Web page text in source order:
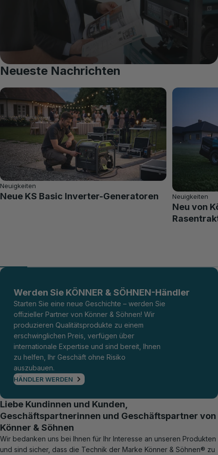
Neueste Nachrichten
Neuigkeiten
Neue KS Basic Inverter-Generatoren Neuigkeiten
Neu von
Werden Sie KÖNNER & SÖHNEN-Händler
Starten Sie eine neue Geschichte – werden Sie
offizieller Partner von Könner & Söhnen! Wir
produzieren Qualitätsprodukte zu einem
erschwinglichen Preis, verfügen über
internationale Expertise und sind bereit, Ihnen
zu helfen, Ihr Geschäft ohne Risiko
auszubauen.
HÄNDLER WERDEN
Liebe Kundinnen und Kunden,
Geschäftspartnerinnen und Geschäftspartner von
Könner & Söhnen
Wir bedanken uns bei Ihnen für Ihr Interesse an unseren Produkten
und sind sicher, dass die Technik der Marke Könner & Söhnen® zu